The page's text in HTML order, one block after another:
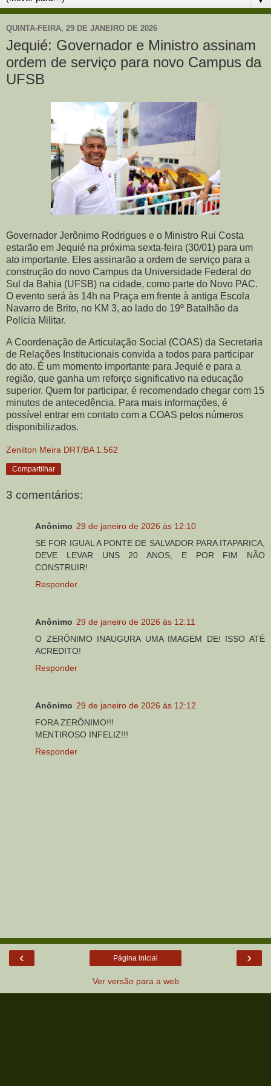
QUINTA-FEIRA, 29 DE JANEIRO DE 2026
Jequié: Governador e Ministro assinam
ordem de serviço para novo Campus da
UFSB
Governador Jerônimo Rodrigues e o Ministro Rui Costa
estarão em Jequié na próxima sexta-feira (30/01) para um
ato importante. Eles assinarão a ordem de serviço para a
construção do novo Campus da Universidade Federal do
Sul da Bahia (UFSB) na cidade, como parte do Novo PAC.
O evento será às 14h na Praça em frente à antiga Escola
Navarro de Brito, no KM 3, ao lado do 19º Batalhão da
Polícia Militar.
A Coordenação de Articulação Social (COAS) da Secretaria
de Relações Institucionais convida a todos para participar
do ato. É um momento importante para Jequié e para a
região, que ganha um reforço significativo na educação
superior. Quem for participar, é recomendado chegar com 15
minutos de antecedência. Para mais informações, é
possível entrar em contato com a COAS pelos números
disponibilizados.
Zenilton Meira DRT/BA 1.562
Compartilhar
3 comentários:
Anônimo 29 de janeiro de 2026 às 12:10
SE FOR IGUAL A PONTE DE SALVADOR PARA ITAPARICA,
DEVE LEVAR UNS 20 ANOS, E POR FIM NÃO
CONSTRUIR!
Responder
Anônimo 29 de janeiro de 2026 às 12:11
O ZERÔNIMO INAUGURA UMA IMAGEM DE! ISSO ATÉ
ACREDITO!
Responder
Anônimo 29 de janeiro de 2026 às 12:12
FORA ZERÔNIMO!!!
MENTIROSO INFELIZ!!!
Responder
‹ ›
Página inicial
Ver versão para a web